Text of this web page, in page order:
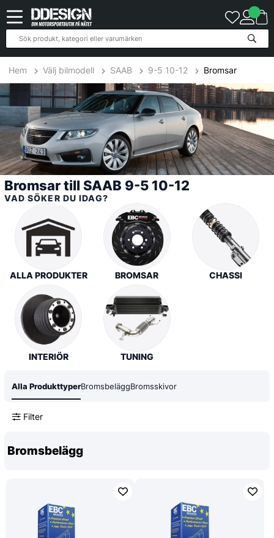
Hem Välj bilmodell SAAB 9-5 10-12 Bromsar
Bromsar till SAAB 9-5 10-12
VAD SÖKER DU IDAG?
ALLA PRODUKTER BROMSAR CHASSI
INTERIÖR TUNING
Alla ProdukttyperBromsbeläggBromsskivor
Filter
9 Produkter
Bromsbelägg